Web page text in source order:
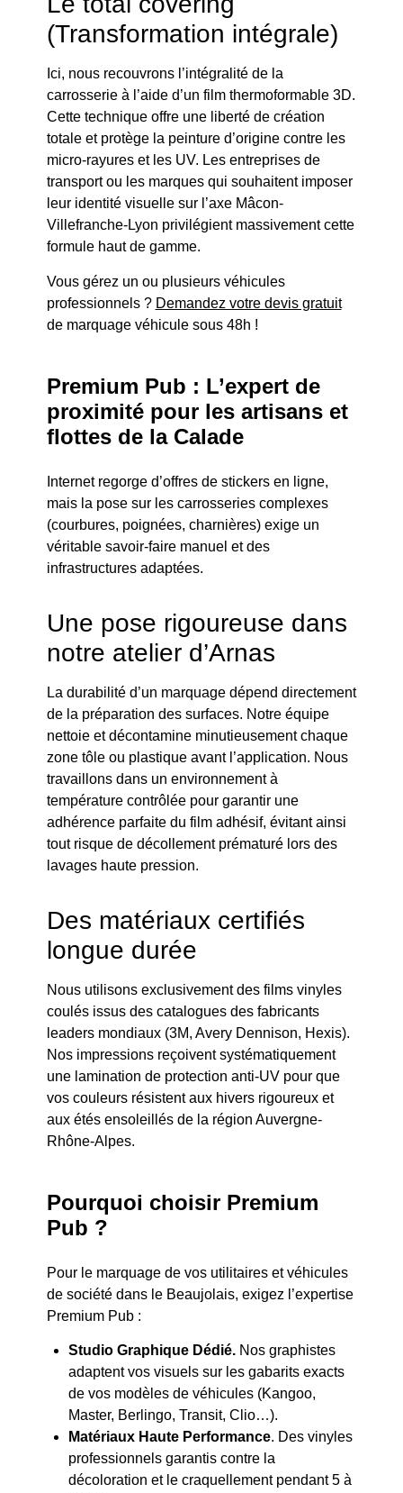
(Transformation intégrale)
Ici, nous recouvrons l’intégralité de la
carrosserie à l’aide d’un film thermoformable 3D.
Cette technique offre une liberté de création
totale et protège la peinture d’origine contre les
micro-rayures et les UV. Les entreprises de
transport ou les marques qui souhaitent imposer
leur identité visuelle sur l’axe Mâcon-
Villefranche-Lyon privilégient massivement cette
formule haut de gamme.
Vous gérez un ou plusieurs véhicules
professionnels ? Demandez votre devis gratuit
de marquage véhicule sous 48h !
Premium Pub : L’expert de
proximité pour les artisans et
flottes de la Calade
Internet regorge d’offres de stickers en ligne,
mais la pose sur les carrosseries complexes
(courbures, poignées, charnières) exige un
véritable savoir-faire manuel et des
infrastructures adaptées.
Une pose rigoureuse dans
notre atelier d’Arnas
La durabilité d’un marquage dépend directement
de la préparation des surfaces. Notre équipe
nettoie et décontamine minutieusement chaque
zone tôle ou plastique avant l’application. Nous
travaillons dans un environnement à
température contrôlée pour garantir une
adhérence parfaite du film adhésif, évitant ainsi
tout risque de décollement prématuré lors des
lavages haute pression.
Des matériaux certifiés
longue durée
Nous utilisons exclusivement des films vinyles
coulés issus des catalogues des fabricants
leaders mondiaux (3M, Avery Dennison, Hexis).
Nos impressions reçoivent systématiquement
une lamination de protection anti-UV pour que
vos couleurs résistent aux hivers rigoureux et
aux étés ensoleillés de la région Auvergne-
Rhône-Alpes.
Pourquoi choisir Premium
Pub ?
Pour le marquage de vos utilitaires et véhicules
de société dans le Beaujolais, exigez l’expertise
Premium Pub :
Studio Graphique Dédié.Nos graphistes
adaptent vos visuels sur les gabarits exacts
de vos modèles de véhicules (Kangoo,
Master, Berlingo, Transit, Clio…).
Matériaux Haute Performance. Des vinyles
professionnels garantis contre la
décoloration et le craquellement pendant 5 à